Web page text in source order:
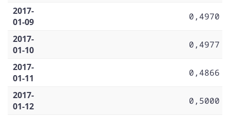
2017-
01-09
0,4970
2017-
01-10
0,4977
2017-
01-11
0,4866
2017-
01-12
0,5000